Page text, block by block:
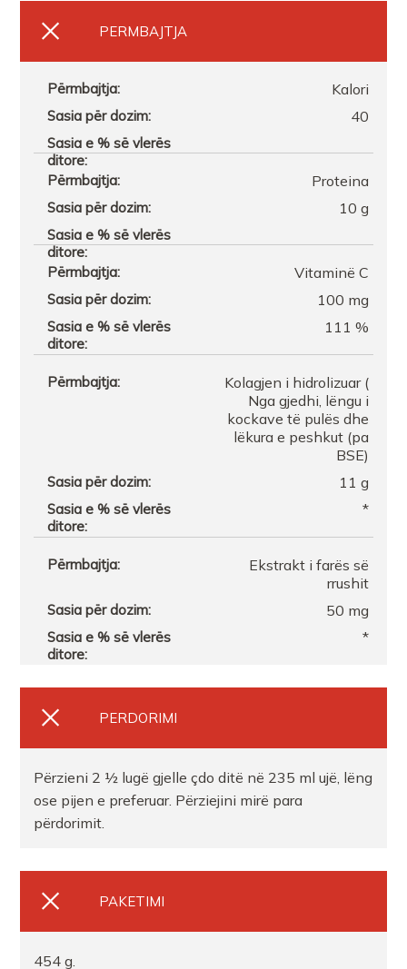
FARMACI ART PHARMA
FARMACI FARMACITYFISHTA 1
Farmaci Nr 1Edmir Quka Tirane
Farmaci MELA Shengjin
FARMACI LELA
FARMACI FARMACITYFISHTA 1
PERMBAJTJA
Kalori
40
Proteina
10 g
Vitaminë C
100 mg
111 %
Kolagjen i hidrolizuar (
Nga gjedhi, lëngu i
kockave të pulës dhe
lëkura e peshkut (pa
BSE)
11 g
*
Ekstrakt i farës së
rrushit
50 mg
*
PERDORIMI
Përzieni 2 ½ lugë gjelle çdo ditë në 235 ml ujë, lëng
ose pijen e preferuar. Përziejini mirë para
përdorimit.
PAKETIMI
454 g.